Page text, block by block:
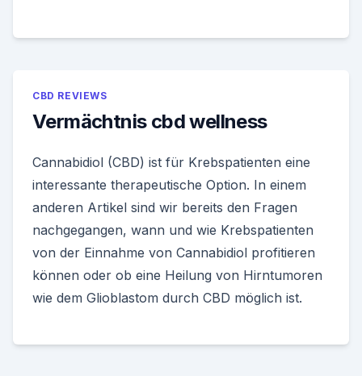
CBD REVIEWS
Vermächtnis cbd wellness
Cannabidiol (CBD) ist für Krebspatienten eine
interessante therapeutische Option. In einem
anderen Artikel sind wir bereits den Fragen
nachgegangen, wann und wie Krebspatienten
von der Einnahme von Cannabidiol profitieren
können oder ob eine Heilung von Hirntumoren
wie dem Glioblastom durch CBD möglich ist.